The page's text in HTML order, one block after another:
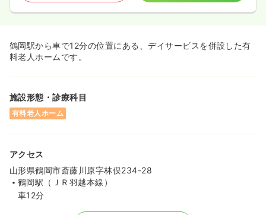
鶴岡駅から車で12分の位置にある、デイサービスを併設した有
料老人ホームです。
施設形態・診療科目
有料老人ホーム
アクセス
山形県鶴岡市斎藤川原字林俣234-28
鶴岡駅（ＪＲ羽越本線）
車12分